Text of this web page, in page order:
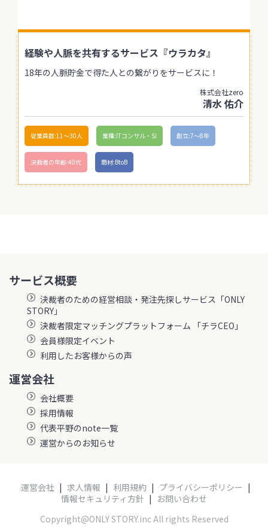
経験や人脈を共有するサービス『ウラカタ』
18年の人脈貯金で得た人との繋がりをサービスに！
株式会社zero
清水 佑介
従業員数:11〜30人 業種:ITコンサル・SI 創立:7〜8年
決裁者の年齢:40代 商材:BtoB
サービス概要
決裁者のための経営相談・発注先探しサービス「ONLY
STORY」
決裁者限定マッチングプラットフォーム 「チラCEO」
会員様限定イベント
利用したお客様からの声
運営会社
会社概要
採用情報
代表平野のnote一覧
運営からのお知らせ
運営会社 | 求人情報 | 利用規約 | プライバシーポリシー |
情報セキュリティ方針 | お問い合わせ
Copyright@ONLY STORY.inc All rights Reserved